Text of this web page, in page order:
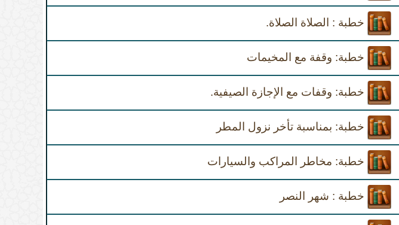
خطبة : الصلاة الصلاة.
خطبة: وقفة مع المخيمات
خطبة: وقفات مع الإجازة الصيفية.
خطبة: بمناسبة تأخر نزول المطر
خطبة: مخاطر المراكب والسيارات
خطبة : شهر النصر